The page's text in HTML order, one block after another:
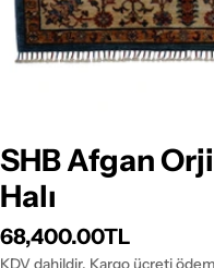
SHB Afgan
Halı
Normal
fiyat
68,400.00TL
KDV dahildir. Kargo ücreti